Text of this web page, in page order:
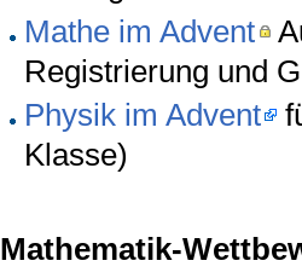
Mathe im Advent
Registrierung und
Physik im Advent
Klasse)
Mathematik-